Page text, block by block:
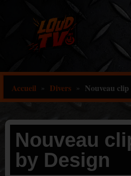
Accueil » Divers » Nouveau
Nouveau
by Design